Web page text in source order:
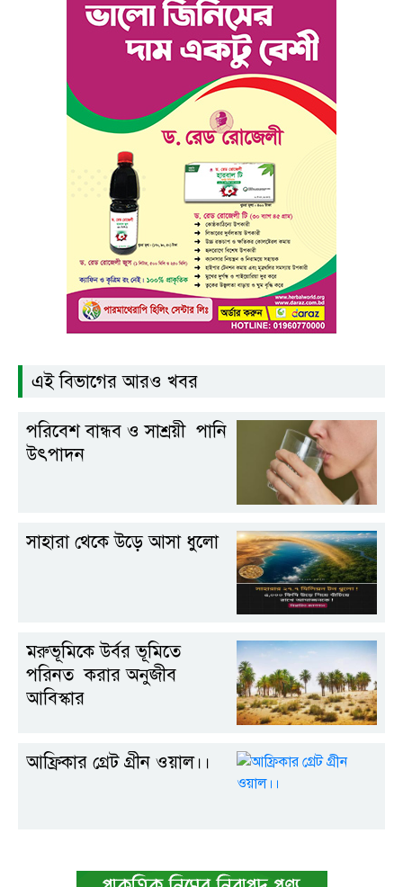
এই বিভাগের আরও খবর
পরিবেশ বান্ধব ও সাশ্রয়ী পানি
উৎপাদন
সাহারা থেকে উড়ে আসা ধুলো
মরুভূমিকে উর্বর ভূমিতে
পরিনত করার অনুজীব
আবিস্কার
আফ্রিকার গ্রেট গ্রীন ওয়াল।।